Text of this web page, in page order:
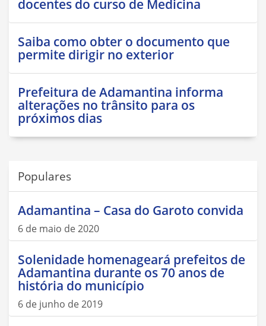
docentes do curso de Medicina
Saiba como obter o documento que
permite dirigir no exterior
Prefeitura de Adamantina informa
alterações no trânsito para os
próximos dias
Populares
Adamantina – Casa do Garoto convida
6 de maio de 2020
Solenidade homenageará prefeitos de
Adamantina durante os 70 anos de
história do município
6 de junho de 2019